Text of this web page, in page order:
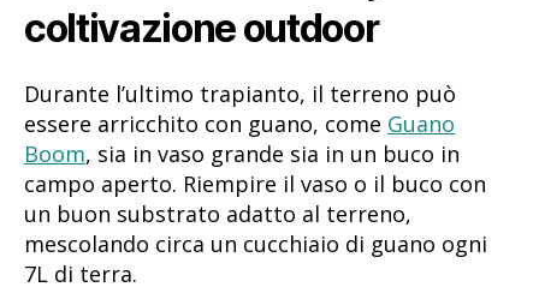
coltivazione outdoor
Durante l’ultimo trapianto, il terreno può
essere arricchito con guano, come Guano
Boom, sia in vaso grande sia in un buco in
campo aperto. Riempire il vaso o il buco con
un buon substrato adatto al terreno,
mescolando circa un cucchiaio di guano ogni
7L di terra.